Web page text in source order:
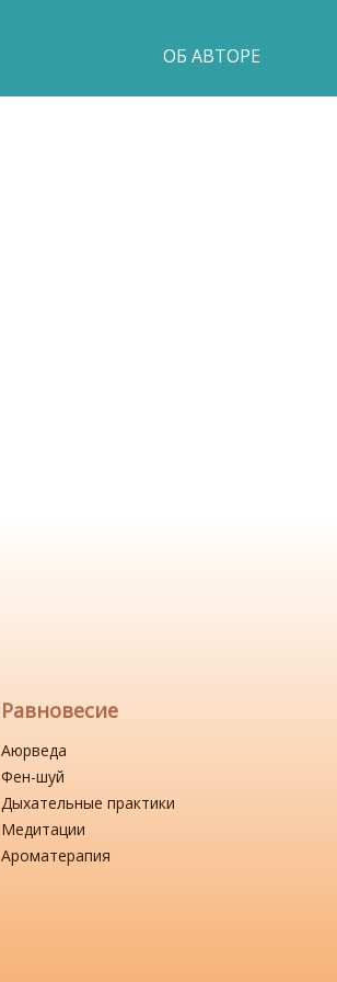
ОБ АВТОРЕ
Равновесие
Аюрведа
Фен-шуй
Дыхательные практики
Медитации
Ароматерапия